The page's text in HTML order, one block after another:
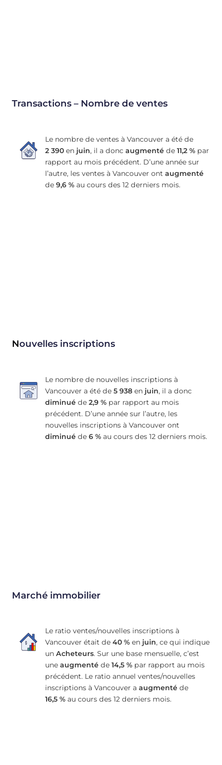
Transactions – Nombre de ventes
Le nombre de ventes à Vancouver a été de
2 390en juin, il a donc augmentéde 11,2 %par
rapport au mois précédent. D’une année sur
l’autre, les ventes à Vancouver ont augmenté
de 9,6 %au cours des 12 derniers mois.
Nouvelles inscriptions
Le nombre de nouvelles inscriptions à
Vancouver a été de 5 938en juin, il a donc
diminuéde 2,9 %par rapport au mois
précédent. D’une année sur l’autre, les
nouvelles inscriptions à Vancouver ont
diminuéde 6 %au cours des 12 derniers mois.
Marché immobilier
Le ratio ventes/nouvelles inscriptions à
Vancouver était de 40 %en juin, ce qui indique
un Acheteurs. Sur une base mensuelle, c’est
une augmentéde 14,5 %par rapport au mois
précédent. Le ratio annuel ventes/nouvelles
inscriptions à Vancouver a augmentéde
16,5 %au cours des 12 derniers mois.